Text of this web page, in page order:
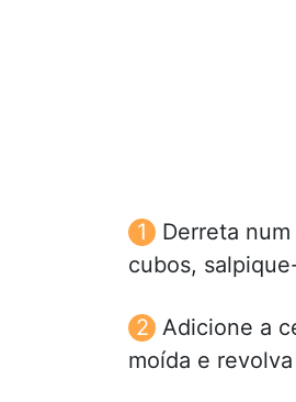
Derreta
cubos,
Adicione a
moída e